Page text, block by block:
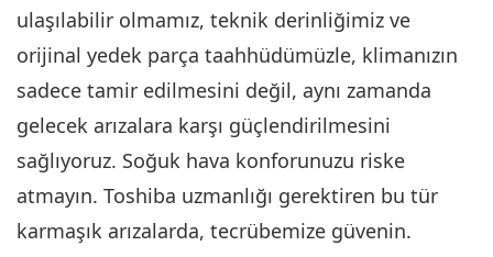
ulaşılabilir olmamız, teknik derinliğimiz ve
orijinal yedek parça taahhüdümüzle, klimanızın
sadece tamir edilmesini değil, aynı zamanda
gelecek arızalara karşı güçlendirilmesini
sağlıyoruz. Soğuk hava konforunuzu riske
atmayın. Toshiba uzmanlığı gerektiren bu tür
karmaşık arızalarda, tecrübemize güvenin.